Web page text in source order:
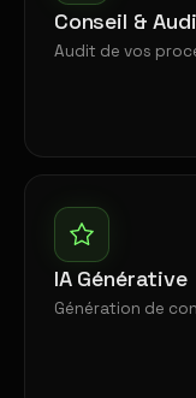
Conseil &
Audit de vos
IA Générative
Génération de